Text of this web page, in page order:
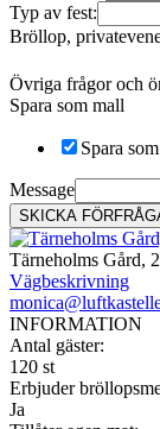
Typ av fest:
Bröllop,
Övriga frågor och
Spara som mall
Spara
Message
SKICKA
Tärneholms Gård,
Vägbeskrivning
INFORMATION
Antal gäster:
120 st
Erbjuder
Ja